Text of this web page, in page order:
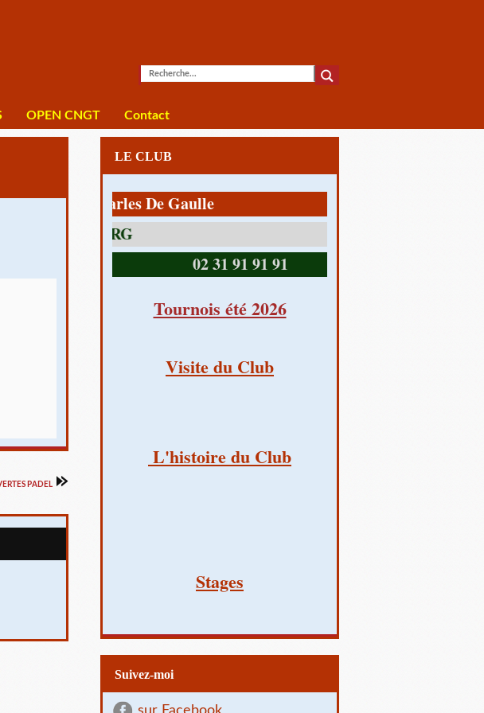
OPEN CNGT Contact
PADEL
LE CLUB
1 av Charles De Gaulle
02 31 91 91 91
Tournois été 2026
Visite du Club
L'histoire du Club
Stages
Suivez-moi
sur Facebook